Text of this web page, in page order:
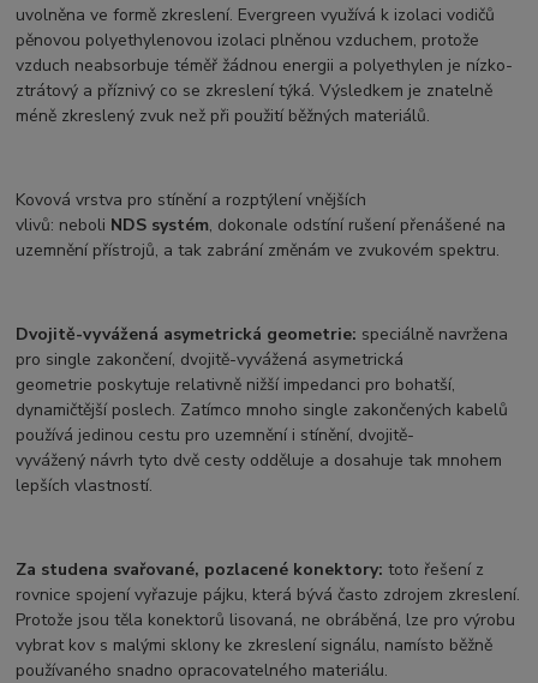
uvolněna ve formě zkreslení. Evergreen využívá k izolaci vodičů
pěnovou polyethylenovou izolaci plněnou vzduchem, protože
vzduch neabsorbuje téměř žádnou energii a polyethylen je nízko-
ztrátový a příznivý co se zkreslení týká. Výsledkem je znatelně
méně zkreslený zvuk než při použití běžných materiálů.
Kovová vrstva pro stínění a rozptýlení vnějších
vlivů: neboli NDS systém, dokonale odstíní rušení přenášené na
uzemnění přístrojů, a tak zabrání změnám ve zvukovém spektru.
Dvojitě-vyvážená asymetrická geometrie: speciálně navržena
pro single zakončení, dvojitě-vyvážená asymetrická
geometrie poskytuje relativně nižší impedanci pro bohatší,
dynamičtější poslech. Zatímco mnoho single zakončených kabelů
používá jedinou cestu pro uzemnění i stínění, dvojitě-
vyvážený návrh tyto dvě cesty odděluje a dosahuje tak mnohem
lepších vlastností.
Za studena svařované, pozlacené konektory: toto řešení z
rovnice spojení vyřazuje pájku, která bývá často zdrojem zkreslení.
Protože jsou těla konektorů lisovaná, ne obráběná, lze pro výrobu
vybrat kov s malými sklony ke zkreslení signálu, namísto běžně
používaného snadno opracovatelného materiálu.